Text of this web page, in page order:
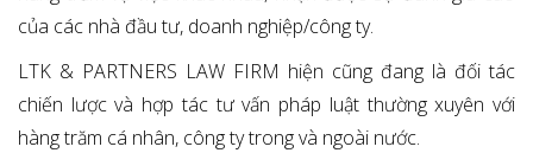
của các nhà đầu tư, doanh nghiệp/công ty.
LTK & PARTNERS LAW FIRM hiện cũng đang là đối tác
chiến lược và hợp tác tư vấn pháp luật thường xuyên với
hàng trăm cá nhân, công ty trong và ngoài nước.